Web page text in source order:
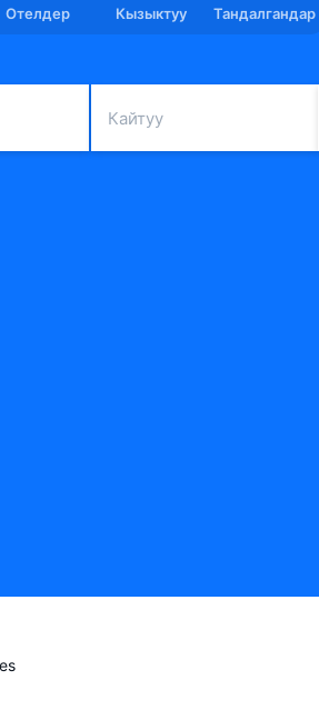
Отелдер Кызыктуу Тандалгандар
Кайтуу